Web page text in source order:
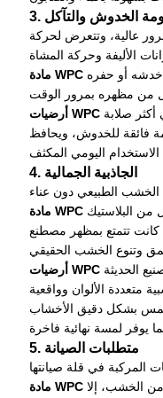
الخدوش والتآكل
عالية، وتتعرض لحركة
أو حفره
أكثر صلابة
فائقة للخدوش، ويحافظ
4. الجاذبية الجمالية
من البلاستيك
كانت تتمتع بمظهر مصطنع
الحديثة
متعددة الألوان وواقعية
بشكل دقيق الأخشاب
5. متطلبات الصيانة
الخشب، إلا